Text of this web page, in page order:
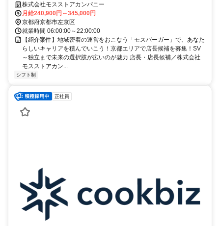
候補）
株式会社モスストアカンパニー
月給240,900円～345,000円
京都府京都市左京区
就業時間 06:00:00～22:00:00
【紹介案件】地域密着の運営をおこなう「モスバーガー」で、あなた
らしいキャリアを積んでいこう！京都エリアで店長候補を募集！SV
～独立まで未来の選択肢が広いのが魅力 店長・店長候補／株式会社
モスストアカン...
シフト制
正社員